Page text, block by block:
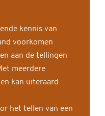
kennis van
voorkomen
aan de tellingen
meerdere
kan uiteraard
het tellen van een